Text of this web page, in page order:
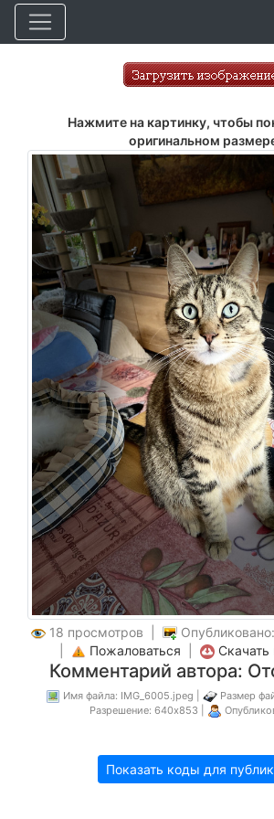
Нажмите на картинку, чтобы
оригинальном
18 просмотров |
Пожаловаться
Комментарий автора:
Имя файла: IMG_6005.jpeg |
Размер
Разрешение: 640x853 |
Показать коды для